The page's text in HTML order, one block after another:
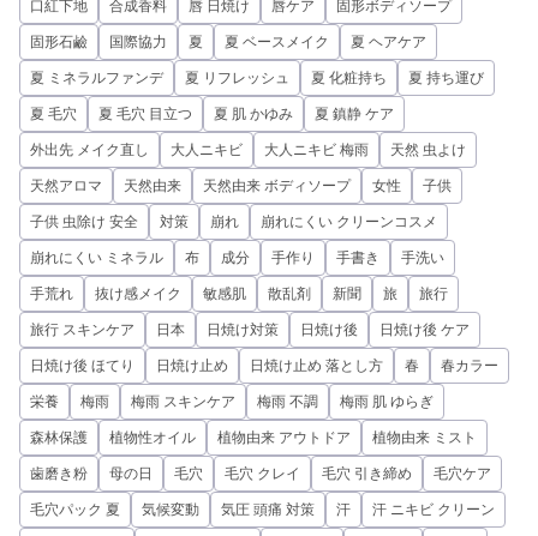
口紅下地 合成香料 唇 日焼け 唇ケア 固形ボディソープ
固形石鹼 国際協力 夏 夏 ベースメイク 夏 ヘアケア
夏 ミネラルファンデ 夏 リフレッシュ 夏 化粧持ち 夏 持ち運び
夏 毛穴 夏 毛穴 目立つ 夏 肌 かゆみ 夏 鎮静 ケア
外出先 メイク直し 大人ニキビ 大人ニキビ 梅雨 天然 虫よけ
天然アロマ 天然由来 天然由来 ボディソープ 女性 子供
子供 虫除け 安全 対策 崩れ 崩れにくい クリーンコスメ
崩れにくい ミネラル 布 成分 手作り 手書き 手洗い
手荒れ 抜け感メイク 敏感肌 散乱剤 新聞 旅 旅行
旅行 スキンケア 日本 日焼け対策 日焼け後 日焼け後 ケア
日焼け後 ほてり 日焼け止め 日焼け止め 落とし方 春 春カラー
栄養 梅雨 梅雨 スキンケア 梅雨 不調 梅雨 肌 ゆらぎ
森林保護 植物性オイル 植物由来 アウトドア 植物由来 ミスト
歯磨き粉 母の日 毛穴 毛穴 クレイ 毛穴 引き締め 毛穴ケア
毛穴パック 夏 気候変動 気圧 頭痛 対策 汗 汗 ニキビ クリーン